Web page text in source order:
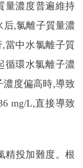
量濃度普遍維持
后,氯離子質量濃
,當中水氯離子質
循環水氯離子濃
濃度偏高時,導致
mg/L,直接導致
精投加難度。根